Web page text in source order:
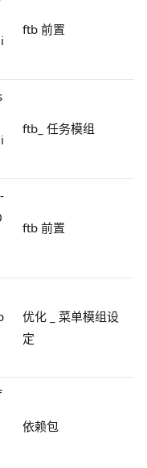
ftb 前置
ftb_ 任务模组
ftb 前置
优化 _ 菜单模组设
定
依赖包